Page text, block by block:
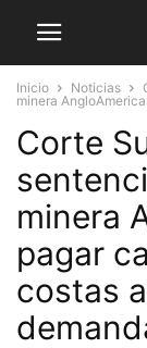
Inicio Noticias
minera
Corte
minera
pagar
costas